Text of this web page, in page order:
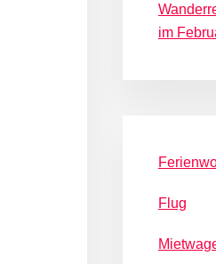
im
Flug